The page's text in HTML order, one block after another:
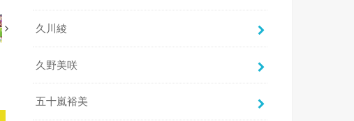
久川綾
久野美咲
五十嵐裕美